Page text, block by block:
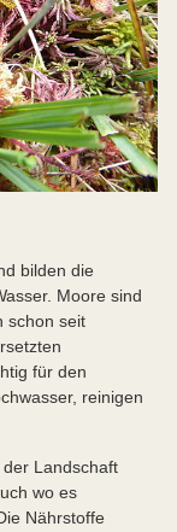
bilden die
Moore sind
schon seit
für den
reinigen
Landschaft
wo es
Nährstoffe